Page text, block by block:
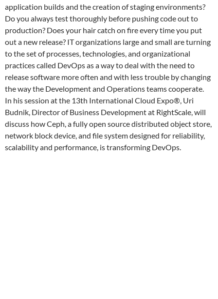
application builds and the creation of staging environments?
Do you always test thoroughly before pushing code out to
production? Does your hair catch on fire every time you put
out a new release? IT organizations large and small are turning
to the set of processes, technologies, and organizational
practices called DevOps as a way to deal with the need to
release software more often and with less trouble by changing
the way the Development and Operations teams cooperate.
In his session at the 13th International Cloud Expo®, Uri
Budnik, Director of Business Development at RightScale, will
discuss how Ceph, a fully open source distributed object store,
network block device, and file system designed for reliability,
scalability and performance, is transforming DevOps.